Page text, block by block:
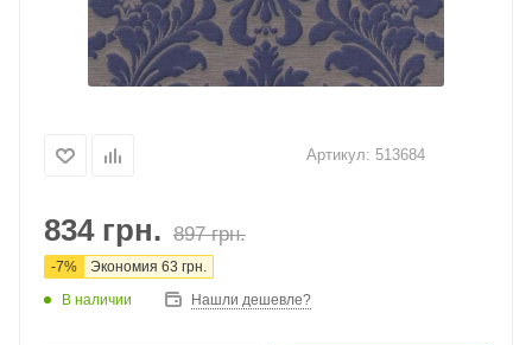
Артикул: 513684
834грн. 897грн.
-7% Экономия 63 грн.
В наличии
Нашли дешевле?